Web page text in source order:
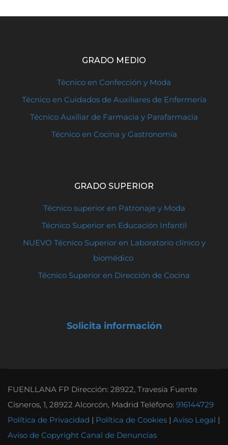
GRADO MEDIO
Técnico en Confección y Moda
Técnico en Cuidados de Auxiliares de Enfermería
Técnico Auxiliar de Farmacia y Parafarmacia
Técnico en Cocina y Gastronomía
GRADO SUPERIOR
Técnico superior en Patronaje y Moda
Técnico Superior en Educación Infantil
NUEVO Técnico Superior en Laboratorio clínico y
biomédico
Técnico Superior en Dirección de Cocina
Solicita información
FUENLLANA FP Dirección: 28922, Travesía Fuente
Cisneros, 1, 28922 Alcorcón, Madrid Teléfono: 916144729
Política de Privacidad | Política de Cookies | Aviso Legal |
Aviso de Copyright Canal de Denuncias